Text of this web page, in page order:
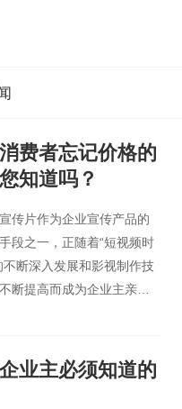
费者忘记价格的
知道吗？
传片作为企业宣传产品的
段之一，正随着“短视频时
不断深入发展和影视制作技
断提高而成为企业主亲睐
感共鸣”，更能在宣传产品的
引起广泛的关注，获得更
业主必须知道的